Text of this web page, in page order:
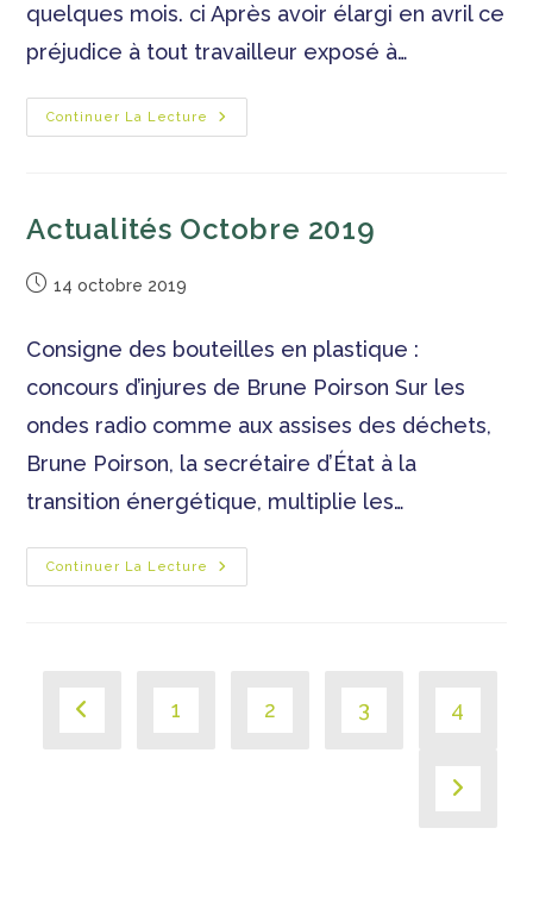
quelques mois. ci Après avoir élargi en avril ce
préjudice à tout travailleur exposé à…
Continuer La Lecture
Actualités Octobre 2019
14 octobre 2019
Consigne des bouteilles en plastique :
concours d’injures de Brune Poirson Sur les
ondes radio comme aux assises des déchets,
Brune Poirson, la secrétaire d’État à la
transition énergétique, multiplie les…
Continuer La Lecture
1 2 3 4